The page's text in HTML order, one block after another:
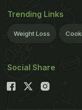
Trending Links
Weight Loss
Social Share